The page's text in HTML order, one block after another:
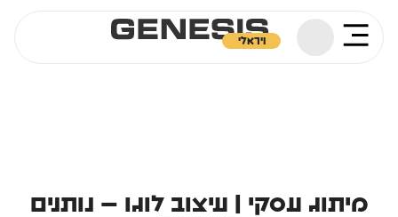
ויראלי
מיתוג עסקי | עיצוב לוגו – נותנים